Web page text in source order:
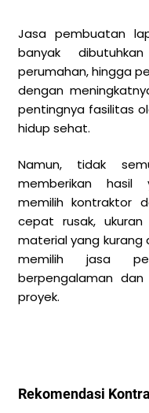
Jasa pembuatan
banyak
perumahan, hingga
dengan
pentingnya fasilitas
hidup sehat.
Namun, tidak
memberikan hasil
memilih kontraktor
cepat rusak,
material yang kurang
memilih jasa
berpengalaman
proyek.
Rekomendasi